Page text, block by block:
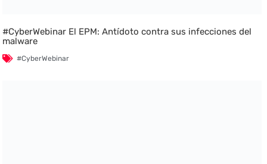
#CyberWebinar El EPM: Antídoto contra sus infecciones del
malware
#CyberWebinar